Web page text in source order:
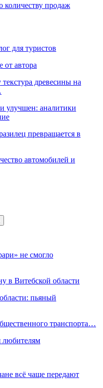
количеству продаж
для туристов
от автора
древесины на
улучшен: аналитики
превращается в
автомобилей и
не смогло
в Витебской области
пьяный
транспорта…
любителям
всё чаще передают